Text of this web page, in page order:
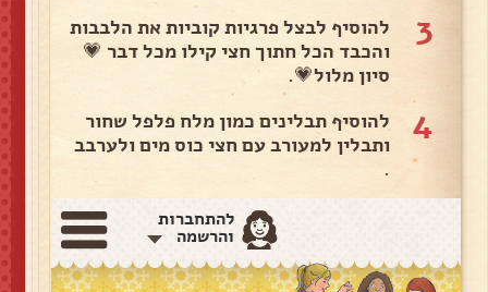
3
להוסיף לבצל פרגיות קוביות את הלבבות
והכבד הכל חתוך חצי קילו מכל דבר 💗
סיון מלול💗.
4
להוסיף תבלינים כמון מלח פלפל שחור
ותבלין למעורב עם חצי כוס מים ולערבב
.
להתחברות
והרשמה